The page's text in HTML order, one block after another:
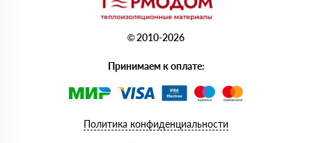
© 2010-2026
Принимаем к оплате:
Политика конфиденциальности